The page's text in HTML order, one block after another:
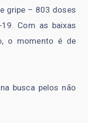
gripe – 803 doses
Com as baixas
o momento é de
busca pelos não